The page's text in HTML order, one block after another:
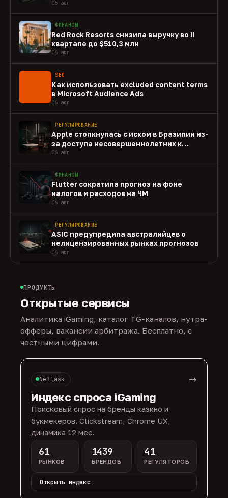
06 авг
ФИНАНСЫ
Red Rock Resorts снизила выручку во II
квартале до $510,3 млн
06 авг
SEO
Как использовать excluded content terms
в Microsoft Audience Ads
06 авг
РЕГУЛИРОВАНИЕ
Apple столкнулась с иском в Бразилии из-
за доступа несовершеннолетних к
gambling-приложениям
06 авг
ФИНАНСЫ
Flutter сократила прогноз на фоне
налогов и расходов на ЧМ
06 авг
РЕГУЛИРОВАНИЕ
ASIC предупредила австралийцев о
нелицензированных рынках прогнозов
06 авг
ПРОДУКТЫ
Открытые сервисы
Аналитика iGaming, каталог TG-каналов, нутра-
офферы, вакансии арбитража. Бесплатно, с
честными цифрами.
NeBlask →
Индекс спроса iGaming
Поисковый спрос на бренды казино и
букмекеров. Clickstream, Chrome UX,
динамика 12 мес.
61
РЫНКОВ
1439
БРЕНДОВ
41
РЕГУЛЯТОРОВ
Открыть индекс